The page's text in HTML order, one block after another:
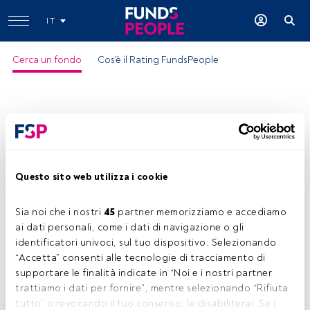
Questo sito web utilizza i cookie
Sia noi che i nostri 45 partner memorizziamo e accediamo
ai dati personali, come i dati di navigazione o gli
identificatori univoci, sul tuo dispositivo. Selezionando
“Accetta” consenti alle tecnologie di tracciamento di
supportare le finalità indicate in “Noi e i nostri partner
trattiamo i dati per fornire”, mentre selezionando “Rifiuta
tutto” o revocando il tuo consenso, le disabiliterai. Se i
IT
Cerca un fondo Cos'è il Rating FundsPeople